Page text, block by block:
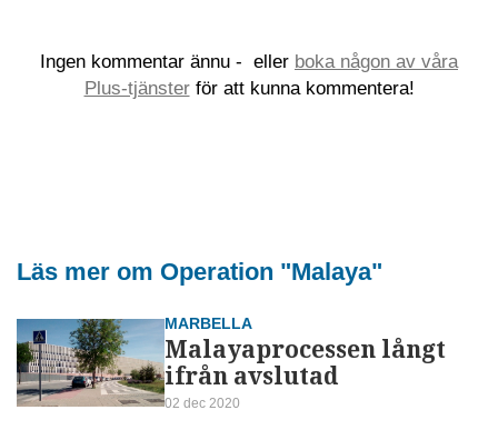
Ingen kommentar ännu - eller boka någon av våra
Plus-tjänsterför att kunna kommentera!
Läs mer om Operation "Malaya"
MARBELLA
Malayaprocessen långt
ifrån avslutad
02 dec 2020